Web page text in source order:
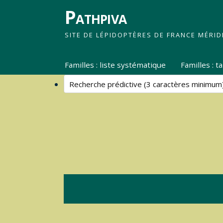
Pathpiva
SITE DE LÉPIDOPTÈRES DE FRANCE
Familles : liste systématique Familles :